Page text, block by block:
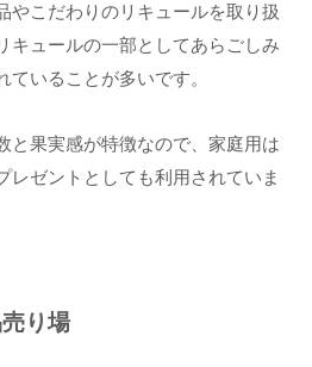
やこだわりのリキュールを取り扱
キュールの一部としてあらごしみ
いることが多いです。
と果実感が特徴なので、家庭用は
レゼントとしても利用されていま
り場